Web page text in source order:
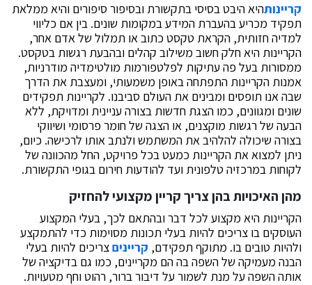
קריינותהיא היבט בסיסי בתקשורת ובסיפור סיפורים והיא ממלאת
תפקיד מכריע בהעברת המידע במקומות שונים. בין אם כליווי
למדיה חזותית, הקראת טקסט כתוב או תמלול של אדם אחר,
הקריינות היא חלק חשוב משילוב קהלים ובהבעת רגשות בטקסט.
ממסורות בעל פה עתיקות לפלטפורמות מולטימדיה מודרניות,
אמנות הקריינות התפתחה באופן משמעותי, ומעצבת את הדרך
שבה אנו תופסים ומבינים את העולם סביבנו. לקריינות תפקידים
שונים ומגוונים, כמו הצגת חדשות בצורה עניינית ומדויקת, ללא
הבעה של רגשות מוקצנים, או הצגה של חומר פרסומי ושיווקי
בצורה שיכולה להלהיב את המשתמש ולנתב אותו לרכישה. כיום,
ניתן למצוא את הקריינות כמעט בכל פרויקט, החל מהכוונה של
לקוחות במרכזיה טלפונית ועד להודעות חירום בגופי התקשורת.
מהן האיכויות בהן צריך קריין מקצועי להחזיק
הקריינות היא מקצוע לכל דבר ובהתאם לכך, בעלי המקצוע
העוסקים בו צריכים להיות בעלי תכונות מסוימות כדי להתמקצע
ולהיות טובים בו. מתוקף תפקידם, קרייניםצריכים להיות בעלי
הבנה מעמיקה של השפה בה הם מקריינים, כמו גם בדיקציה של
אותה השפה על מנת לשמור על דיבור ברור, רהוט וחף מטעויות.